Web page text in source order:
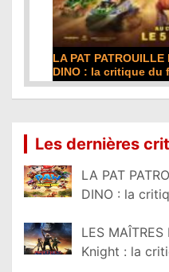
LA PAT
DINO : la critique du
Les dernières
LA PAT
DINO : la
LES MAÎTRES
Knight : la